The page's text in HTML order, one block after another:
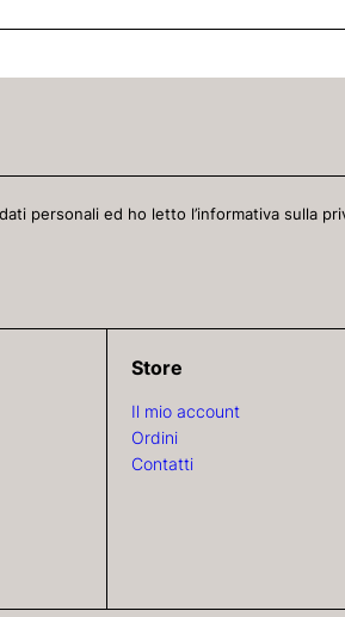
personali ed ho letto l’informativa sulla
Store
Il mio account
Ordini
Contatti